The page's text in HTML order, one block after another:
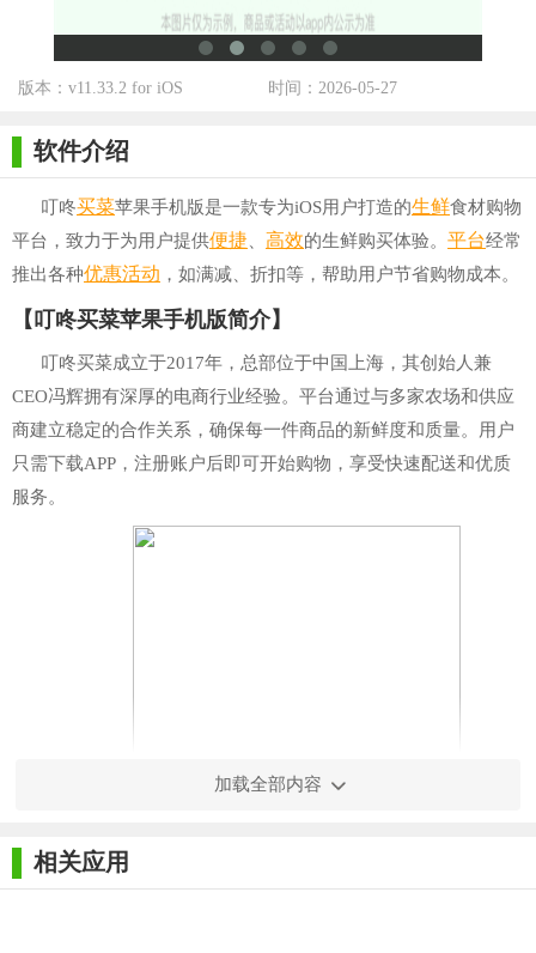
版本：v11.33.2 for iOS 时间：2026-05-27
软件介绍
叮咚买菜苹果手机版是一款专为iOS用户打造的生鲜食材购物
平台，致力于为用户提供便捷 高效的生鲜购买体验。 平台经常
推出各种优惠活动 ，如满减、折扣等，帮助用户节省购物成本。
【叮咚买菜苹果手机版简介】
叮咚买菜成立于2017年，总部位于中国上海，其创始人兼
CEO冯辉拥有深厚的电商行业经验。平台通过与多家农场和供应
商建立稳定的合作关系，确保每一件商品的新鲜度和质量。用户
只需下载APP，注册账户后即可开始购物，享受快速配送和优质
服务。
加载全部内容
相关应用